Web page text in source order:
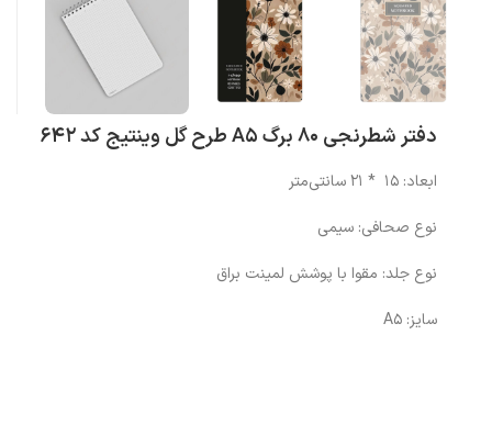
دفتر شطرنجی 80 برگ A5 طرح گل وینتیج کد 642
ابعاد: 15 * 21 سانتی‌متر
نوع صحافی: سیمی
نوع جلد: مقوا با پوشش لمینت براق
سایز: A5